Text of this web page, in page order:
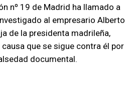
nº 19 de Madrid ha llamado a
al empresario Alberto
de la presidenta madrileña,
causa que se sigue contra él por
documental.